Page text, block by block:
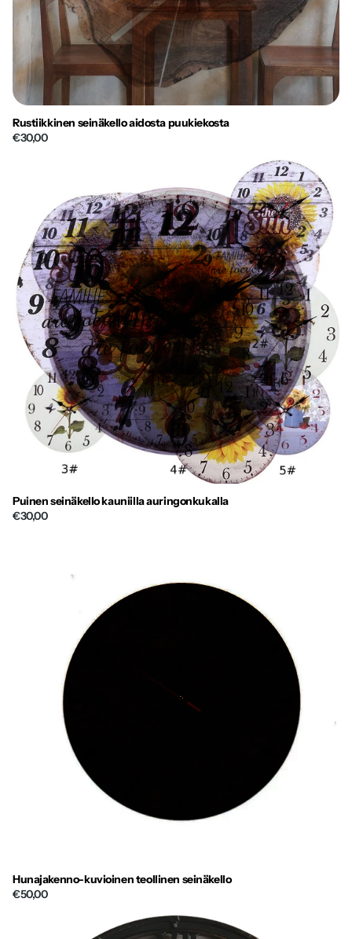
Rustiikkinen seinäkello aidosta puukiekosta
€30,00
Puinen seinäkello kauniilla auringonkukalla
€30,00
Hunajakenno-kuvioinen teollinen seinäkello
€50,00